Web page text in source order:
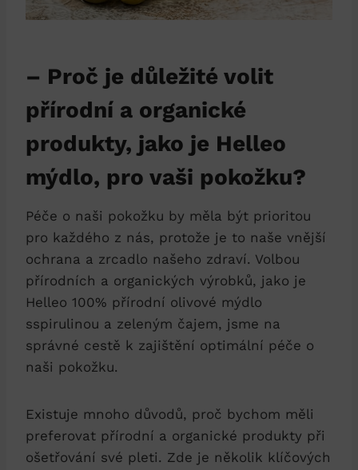
– Proč je důležité volit
přírodní a organické
produkty, jako je Helleo
mýdlo, pro vaši pokožku?
Péče o naši pokožku by měla být prioritou
pro každého z nás, protože je to naše vnější
ochrana a zrcadlo našeho zdraví. Volbou
přírodních a organických výrobků, jako je
Helleo 100% přírodní olivové mýdlo
sspirulinou a zeleným čajem, jsme na
správné cestě k zajištění optimální péče o
naši pokožku.
Existuje mnoho důvodů, proč bychom měli
preferovat přírodní a organické produkty při
ošetřování své pleti. Zde je několik klíčových